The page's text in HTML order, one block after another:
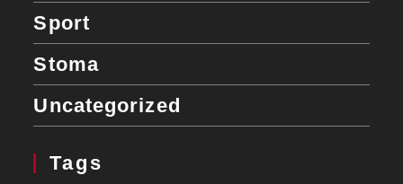
Sport
Stoma
Uncategorized
Tags